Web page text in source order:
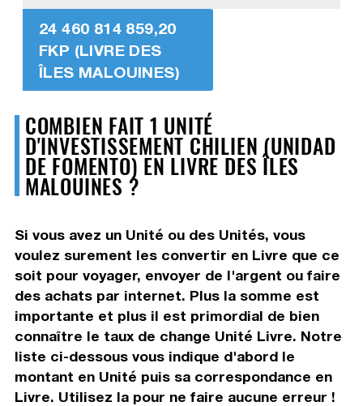
24 460 814 859,20
FKP (LIVRE DES
ÎLES MALOUINES)
COMBIEN FAIT 1 UNITÉ
D'INVESTISSEMENT CHILIEN (UNIDAD
DE FOMENTO) EN LIVRE DES ÎLES
MALOUINES ?
Si vous avez un Unité ou des Unités, vous
voulez surement les convertir en Livre que ce
soit pour voyager, envoyer de l'argent ou faire
des achats par internet. Plus la somme est
importante et plus il est primordial de bien
connaître le taux de change Unité Livre. Notre
liste ci-dessous vous indique d'abord le
montant en Unité puis sa correspondance en
Livre. Utilisez la pour ne faire aucune erreur !